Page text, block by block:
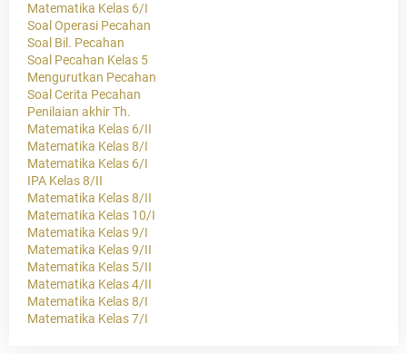
Matematika Kelas 6/I
Soal Operasi Pecahan
Soal Bil. Pecahan
Soal Pecahan Kelas 5
Mengurutkan Pecahan
Soal Cerita Pecahan
Penilaian akhir Th.
Matematika Kelas 6/II
Matematika Kelas 8/I
Matematika Kelas 6/I
IPA Kelas 8/II
Matematika Kelas 8/II
Matematika Kelas 10/I
Matematika Kelas 9/I
Matematika Kelas 9/II
Matematika Kelas 5/II
Matematika Kelas 4/II
Matematika Kelas 8/I
Matematika Kelas 7/I